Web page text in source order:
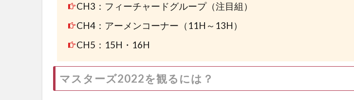
CH3：フィーチャードグループ（注目組）
CH4：アーメンコーナー（11H～13H）
CH5：15H・16H
マスターズ2022を観るには？